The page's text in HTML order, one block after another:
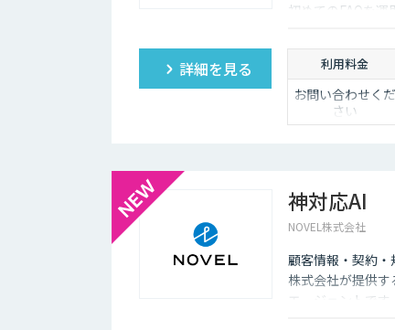
もつなげていくことができます。低コストで問い合
ょう。
・問い合わせ対応を効率化できる
・気軽に問い合わせできる
問い合わせの窓口が電話やメールのみの場合、問い
ザーも少なくありません。その点、チャットボット
す。また、「相手がロボット」という認識があるた
チャットボットは多種多様な業界で導入されており
いるため、多くの企業にとってチャットボットを活
初めてのFAQを運
詳細を見る 利用料金
お問い合わせくだ
さい
神対応AI
NOVEL株式会社
顧客情報・契約・
株式会社が提供
エージェントで
し、自動送信か